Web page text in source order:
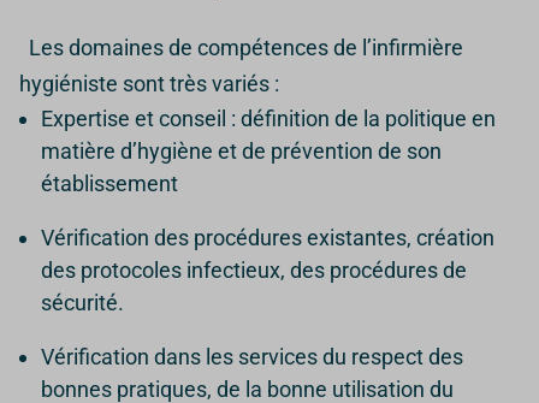
Les domaines de compétences de l’infirmière
hygiéniste sont très variés :
Expertise et conseil : définition de la politique en
matière d’hygiène et de prévention de son
établissement
Vérification des procédures existantes, création
des protocoles infectieux, des procédures de
sécurité.
Vérification dans les services du respect des
bonnes pratiques, de la bonne utilisation du